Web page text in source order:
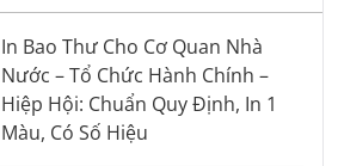
In Bao Thư Cho Cơ Quan Nhà
Nước – Tổ Chức Hành Chính –
Hiệp Hội: Chuẩn Quy Định, In 1
Màu, Có Số Hiệu